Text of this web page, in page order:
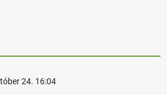
24. 16:04